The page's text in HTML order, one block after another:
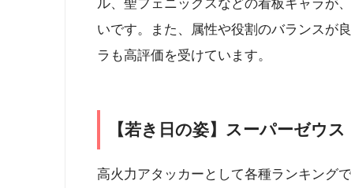
ル、聖フェニックスなどの看板キャラが
いです。また、属性や役割のバランスが
ラも高評価を受けています。
【若き日の姿】スーパーゼウス
高火力アタッカーとして各種ランキング